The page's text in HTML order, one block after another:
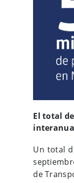
El total
Un total
de